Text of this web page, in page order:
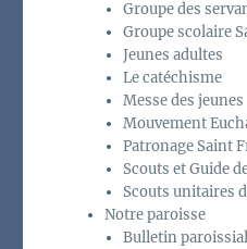
Groupe des
Groupe scolaire
Jeunes adultes
Le catéchisme
Messe des jeunes
Mouvement
Patronage Saint
Scouts et Guide
Scouts unitaires
Notre paroisse
Bulletin paroissial